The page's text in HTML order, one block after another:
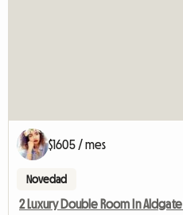
$1605 / mes
Novedad
2 Luxury Double Room In Aldgate